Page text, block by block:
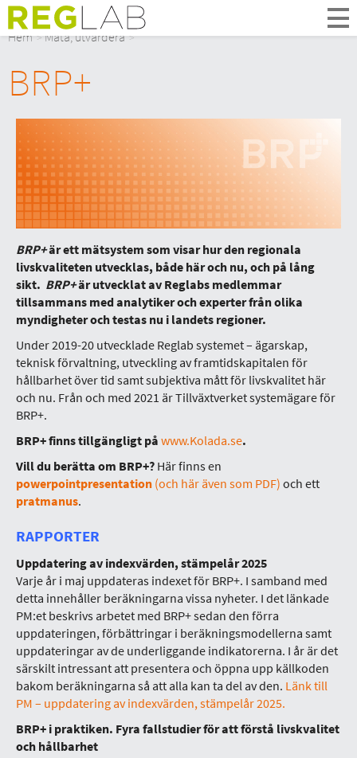
Om Oss
Om Reglab
Kontakt
In English
Hem Mäta, utvärdera
BRP+
BRP+är ett mätsystem som visar hur den regionala
livskvaliteten utvecklas, både här och nu, och på lång
sikt. BRP+är utvecklat av Reglabs medlemmar
tillsammans med analytiker och experter från olika
myndigheter och testas nu i landets regioner.
Under 2019-20 utvecklade Reglab systemet – ägarskap,
teknisk förvaltning, utveckling av framtidskapitalen för
hållbarhet över tid samt subjektiva mått för livskvalitet här
och nu. Från och med 2021 är Tillväxtverket systemägare för
BRP+.
BRP+ finns tillgängligt på www.Kolada.se.
Vill du berätta om BRP+? Här finns en
powerpointpresentation (och här även som PDF) och ett
pratmanus.
RAPPORTER
Uppdatering av indexvärden, stämpelår 2025
Varje år i maj uppdateras indexet för BRP+. I samband med
detta innehåller beräkningarna vissa nyheter. I det länkade
PM:et beskrivs arbetet med BRP+ sedan den förra
uppdateringen, förbättringar i beräkningsmodellerna samt
uppdateringar av de underliggande indikatorerna. I år är det
särskilt intressant att presentera och öppna upp källkoden
bakom beräkningarna så att alla kan ta del av den. Länk till
PM – uppdatering av indexvärden, stämpelår 2025.
BRP+ i praktiken. Fyra fallstudier för att förstå livskvalitet
och hållbarhet